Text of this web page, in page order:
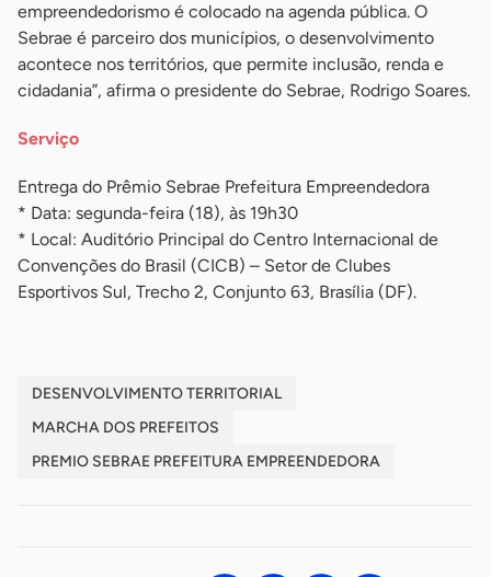
empreendedorismo é colocado na agenda pública. O
Sebrae é parceiro dos municípios, o desenvolvimento
acontece nos territórios, que permite inclusão, renda e
cidadania”, afirma o presidente do Sebrae, Rodrigo Soares.
Serviço
Entrega do Prêmio Sebrae Prefeitura Empreendedora
* Data: segunda-feira (18), às 19h30
* Local: Auditório Principal do Centro Internacional de
Convenções do Brasil (CICB) – Setor de Clubes
Esportivos Sul, Trecho 2, Conjunto 63, Brasília (DF).
DESENVOLVIMENTO TERRITORIAL
MARCHA DOS PREFEITOS
PREMIO SEBRAE PREFEITURA EMPREENDEDORA